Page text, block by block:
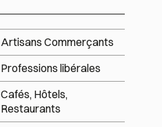
Artisans Commerçants
Professions libérales
Cafés, Hôtels,
Restaurants